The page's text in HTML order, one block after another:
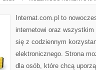
Internat.com.pl to
internetowi oraz
się z codziennym
elektronicznego. Strona
dla osób, które chcą